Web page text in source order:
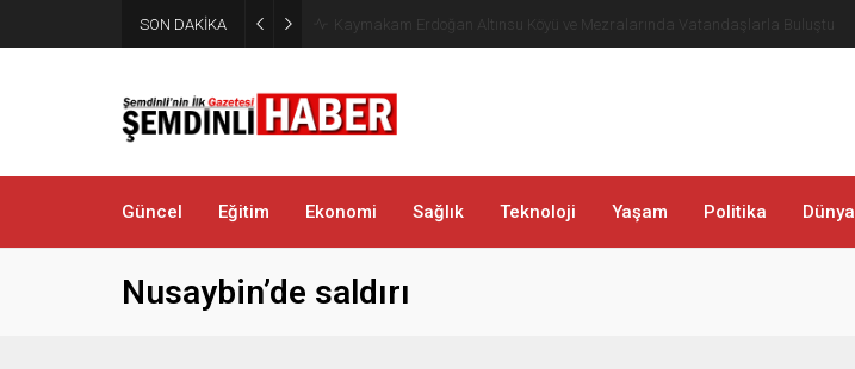
SON DAKİKA Kaymakam Erdoğan Altınsu Köyü ve Mezralarında Vatandaşlarla Buluştu
Güncel Eğitim Ekonomi Sağlık Teknoloji Yaşam Politika Dünya
Nusaybin’de saldırı